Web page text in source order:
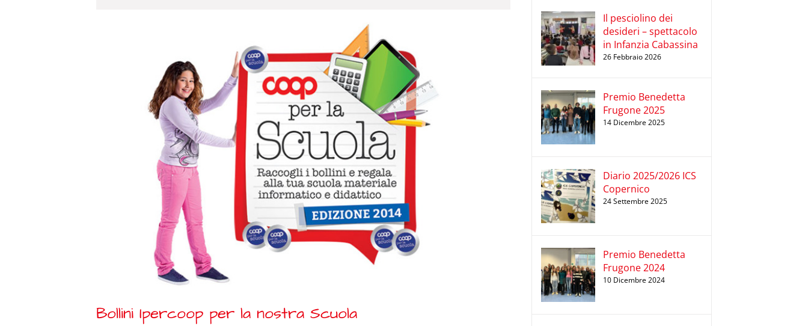
Bollini Ipercoop per la nostra Scuola
Il pesciolino dei
desideri – spettacolo
in Infanzia Cabassina
26 Febbraio 2026
Premio Benedetta
Frugone 2025
14 Dicembre 2025
Diario 2025/2026 ICS
Copernico
24 Settembre 2025
Premio Benedetta
Frugone 2024
10 Dicembre 2024